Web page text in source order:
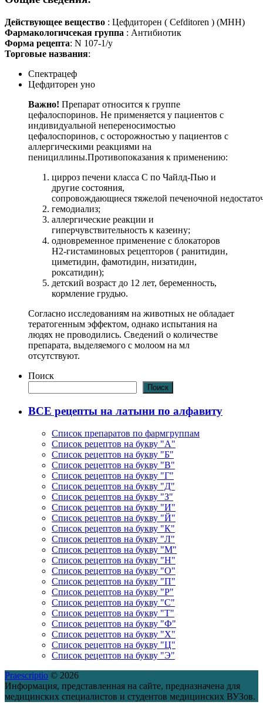
Действующее вещество : Цефдиторен ( Cefditoren ) (МНН)
Фармакологичсекая группа : Антибиотик
Форма рецепта: N 107-1/у
Торговые названия:
Спектрацеф
Цефдиторен уно
Важно! Препарат относится к группе
цефалоспоринов. Не применяется у пациентов с
индивидуальной непереносимостью
цефалоспоринов, с осторожностью у пациентов с
аллергическими реакциями на
пенициллины.Противопоказания к применению:
цирроз печени класса С по Чайлд-Пью и
другие состояния,
сопровождающиеся тяжелой печеночной
гемодиализ;
аллергические реакции и
гиперчувствительность к казеину;
одновременное применение с блокаторов
Н2-гистаминовых рецепторов ( ранитидин,
циметидин, фамотидин, низатидин,
роксатидин);
детский возраст до 12 лет, беременность,
кормление грудью.
Согласно исследованиям на животных не обладает
тератогенным эффектом, однако испытания на
людях не проводились. Сведений о количестве
препарата, выделяемого с молоом на мл
отсутствуют.
Поиск
Поиск
ВСЕ рецепты на латыни по алфавиту
Список препаратов по фармгруппам
Список рецептов на букву "А"
Список рецептов на букву "Б"
Список рецептов на букву "В"
Список рецептов на букву "Г"
Список рецептов на букву "Д"
Список рецептов на букву "З"
Список рецептов на букву "И"
Список рецептов на букву "Й"
Список рецептов на букву "К"
Список рецептов на букву "Л"
Список рецептов на букву "М"
Список рецептов на букву "Н"
Список рецептов на букву "О"
Список рецептов на букву "П"
Список рецептов на букву "Р"
Список рецептов на букву "С"
Список рецептов на букву "Т"
Список рецептов на букву "Ф"
Список рецептов на букву "Х"
Список рецептов на букву "Ц"
Список рецептов на букву "Э"
Praescriptio © 2026
Информация, представленная на сайте, предназначена для
медицинских специалистов и студентов медицинских ВУЗов.